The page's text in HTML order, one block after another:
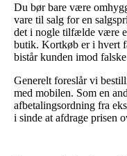
Du bør bare være
vare til salg for en
det i nogle tilfælde være
butik. Kortkøb er i hvert
bistår kunden imod
Generelt foreslår vi
med mobilen. Som en
afbetalingsordning fra
i sinde at afdrage prisen